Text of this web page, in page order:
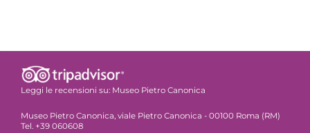
Leggi le recensioni su: Museo Pietro Canonica
Museo Pietro Canonica, viale Pietro Canonica - 00100 Roma (RM)
Tel. +39 060608